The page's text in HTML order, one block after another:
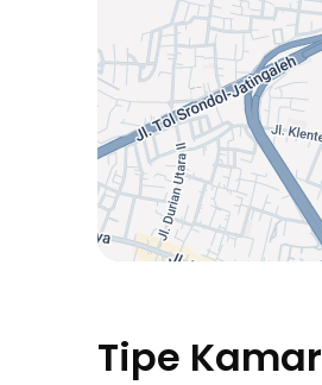
Tipe Kamar